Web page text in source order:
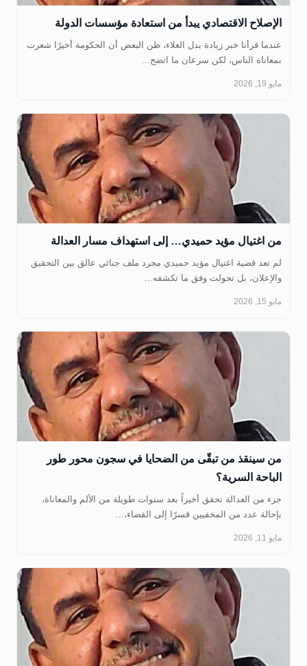
الإصلاح الاقتصادي يبدأ من استعادة مؤسسات الدولة
عندما قرأنا خبر زيادة بدل الغلاء، ظن البعض أن الحكومة أخيرًا شعرت
بمعاناة الناس، لكن سرعان ما اتضح…
مايو 19, 2026
من اغتيال مؤيد حميدي… إلى استهداف مسار العدالة
لم تعد قضية اغتيال مؤيد حميدي مجرد ملف جنائي عالق بين التحقيق
والإعلان، بل تحولت وفق ما تكشفه…
مايو 15, 2026
من سينقذ من تبقّى من الضحايا في سجون محور طور
الباحة السرية؟
جزء من العدالة تحقق أخيراً بعد سنوات طويلة من الألم والمعاناة،
بإحالة عدد من المخفيين قسرًا إلى القضاء،…
مايو 11, 2026